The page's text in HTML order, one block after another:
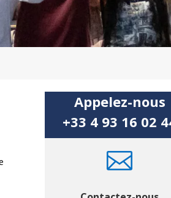
Appelez-nous
+33 4 93 16 02
